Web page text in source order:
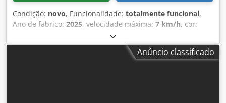
Condição: novo, Funcionalidade: totalmente funcional,
Ano de fabrico: 2025, velocidade máxima: 7 km/h, cor:
1 500 kg, Equipamento:
de bordo, iluminação, McCONNEL ROBOCUT T500
UNIDADE DE DEMONSTRAÇÃO - Cortador de taludes
Anúncio classificado